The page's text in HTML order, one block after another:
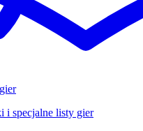
i specjalne listy gier